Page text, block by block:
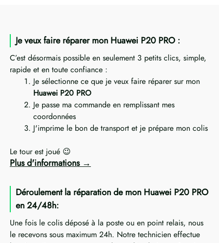
Je veux faire réparer mon Huawei P20 PRO :
C’est désormais possible en seulement 3 petits clics, simple,
rapide et en toute confiance :
Je sélectionne ce que je veux faire réparer sur mon
Huawei P20 PRO
Je passe ma commande en remplissant mes
coordonnées
J'imprime le bon de transport et je prépare mon colis
Le tour est joué 😉
Plus d'informations
Déroulement la réparation de mon Huawei P20 PRO
en 24/48h:
Une fois le colis déposé à la poste ou en point relais, nous
le recevons sous maximum 24h. Notre technicien effectue